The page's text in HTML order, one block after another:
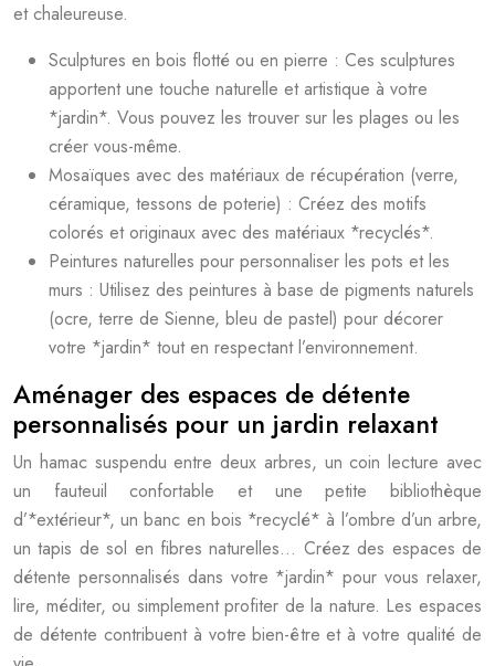
et chaleureuse.
Sculptures en bois flotté ou en pierre : Ces sculptures
apportent une touche naturelle et artistique à votre
*jardin*. Vous pouvez les trouver sur les plages ou les
créer vous-même.
Mosaïques avec des matériaux de récupération (verre,
céramique, tessons de poterie) : Créez des motifs
colorés et originaux avec des matériaux *recyclés*.
Peintures naturelles pour personnaliser les pots et les
murs : Utilisez des peintures à base de pigments naturels
(ocre, terre de Sienne, bleu de pastel) pour décorer
votre *jardin* tout en respectant l’environnement.
Aménager des espaces de détente
personnalisés pour un jardin relaxant
Un hamac suspendu entre deux arbres, un coin lecture avec
un fauteuil confortable et une petite bibliothèque
d’*extérieur*, un banc en bois *recyclé* à l’ombre d’un arbre,
un tapis de sol en fibres naturelles… Créez des espaces de
détente personnalisés dans votre *jardin* pour vous relaxer,
lire, méditer, ou simplement profiter de la nature. Les espaces
de détente contribuent à votre bien-être et à votre qualité de